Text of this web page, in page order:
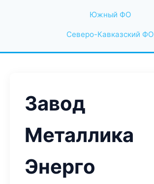
Южный ФО
Северо-Кавказский ФО
Завод
Металлика
Энерго